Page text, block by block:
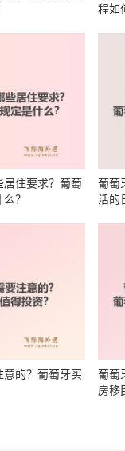
程如
居住要求？葡萄
？
葡萄
活的
意的？葡萄牙买
葡萄
房移